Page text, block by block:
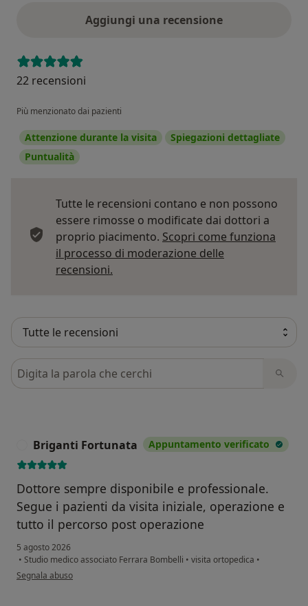
Aggiungi una recensione
22 recensioni
Più menzionato dai pazienti
Attenzione durante la visita
Spiegazioni dettagliate
Puntualità
Tutte le recensioni contano e non possono
essere rimosse o modificate dai dottori a
proprio piacimento. Scopri come funziona
il processo di moderazione delle
recensioni.
Cerca nelle recensioni
Briganti Fortunata Appuntamento verificato
Dottore sempre disponibile e professionale.
Segue i pazienti da visita iniziale, operazione e
tutto il percorso post operazione
5 agosto 2026
• Studio medico associato Ferrara Bombelli • visita ortopedica •
secondo l'opinione dell'utente Briganti Fortunata
Segnala abuso